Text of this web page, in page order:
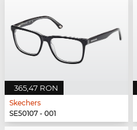
365,47 RON
Skechers
SE50107 - 001